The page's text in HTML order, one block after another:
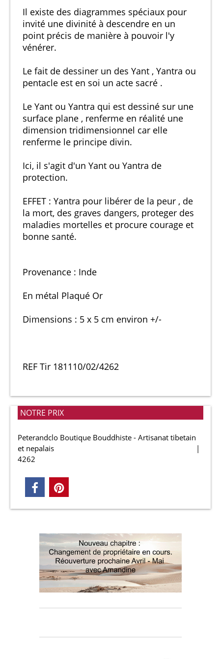
Il existe des diagrammes spéciaux pour
invité une divinité à descendre en un
point précis de manière à pouvoir l'y
vénérer.
Le fait de dessiner un des Yant , Yantra ou
pentacle est en soi un acte sacré .
Le Yant ou Yantra qui est dessiné sur une
surface plane , renferme en réalité une
dimension tridimensionnel car elle
renferme le principe divin.
Ici, il s'agit d'un Yant ou Yantra de
protection.
EFFET : Yantra pour libérer de la peur , de
la mort, des graves dangers, proteger des
maladies mortelles et procure courage et
bonne santé.
Provenance : Inde
En métal Plaqué Or
Dimensions : 5 x 5 cm environ +/-
REF Tir 181110/02/4262
NOTRE PRIX
Peterandclo Boutique Bouddhiste - Artisanat tibetain
et nepalais
4262